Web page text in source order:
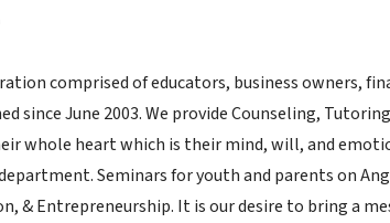
comprised of educators, business owners,
since June 2003. We provide Counseling,
whole heart which is their mind, will, and
Seminars for youth and parents on
& Entrepreneurship. It is our desire to bring a